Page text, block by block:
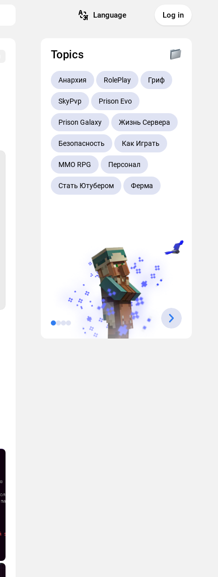
Language Log in
Topics
Анархия RolePlay Гриф
SkyPvp Prison Evo
Prison Galaxy Жизнь Сервера
Безопасность Как Играть
MMO RPG Персонал
Стать Ютубером Ферма